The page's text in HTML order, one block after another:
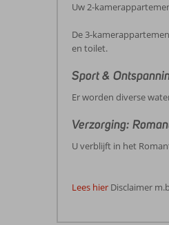
Uw 2-
De 3-
en toilet.
Sport &
Er worden diverse
Verzorging:
U verblijft in het
Lees hier Disclaimer